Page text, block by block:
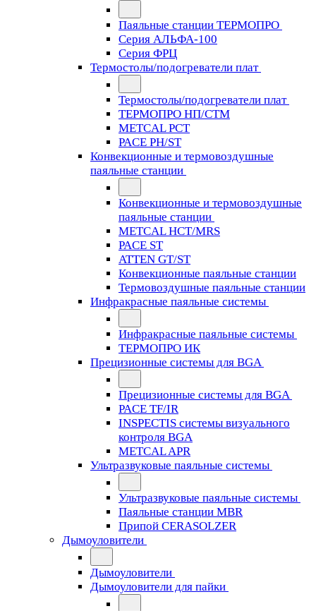
Паяльные станции ТЕРМОПРО
Серия АЛЬФА-100
Серия ФРЦ
Термостолы/подогреватели плат
Термостолы/подогреватели плат
ТЕРМОПРО НП/СТМ
METCAL PCT
PACE PH/ST
Конвекционные и термовоздушные
паяльные станции
Конвекционные и термовоздушные
паяльные станции
METCAL HCT/MRS
PACE ST
ATTEN GT/ST
Конвекционные паяльные станции
Термовоздушные паяльные станции
Инфракрасные паяльные системы
Инфракрасные паяльные системы
ТЕРМОПРО ИК
Прецизионные системы для BGA
Прецизионные системы для BGA
PACE TF/IR
INSPECTIS системы визуального
контроля BGA
METCAL APR
Ультразвуковые паяльные системы
Ультразвуковые паяльные системы
Паяльные станции MBR
Припой CERASOLZER
Дымоуловители
Дымоуловители
Дымоуловители для пайки